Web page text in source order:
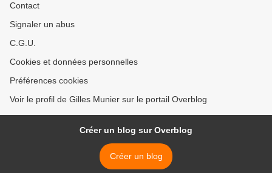
Contact
Signaler un abus
C.G.U.
Cookies et données personnelles
Préférences cookies
Voir le profil de Gilles Munier sur le portail Overblog
Créer un blog sur Overblog
Créer un blog